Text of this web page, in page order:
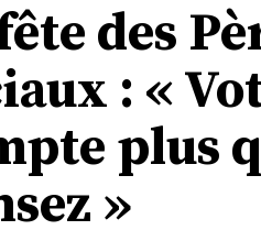
des
: «
plus
»